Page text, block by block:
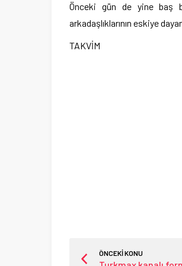
Önceki gün de yine baş
arkadaşlıklarının eskiye
TAKVİM
ÖNCEKİ KONU